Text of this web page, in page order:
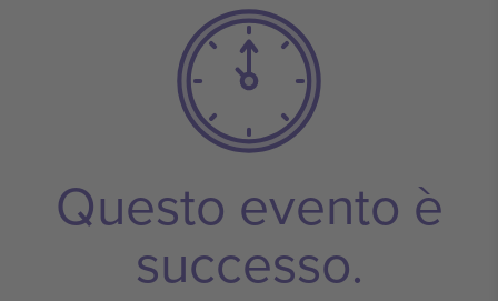
Questo evento è
successo.